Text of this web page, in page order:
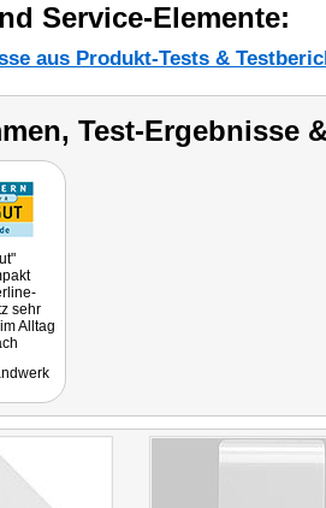
Service-Elemente:
aus Produkt-Tests &
Test-Ergebnisse
sehr
Alltag